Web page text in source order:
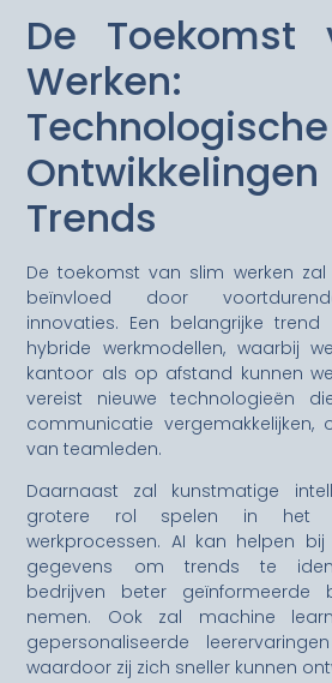
De Toekomst
Werken:
Technologische
Trends
De toekomst van slim werken
beïnvloed door
innovaties. Een belangrijke
hybride werkmodellen, waarbij
kantoor als op afstand kunnen
vereist nieuwe technologieën
communicatie
van teamleden.
Daarnaast zal kunstmatige
grotere rol spelen in het
werkprocessen. AI kan helpen
gegevens om trends te
bedrijven beter geïnformeerde
nemen. Ook zal machine
gepersonaliseerde
waardoor zij zich sneller kunnen